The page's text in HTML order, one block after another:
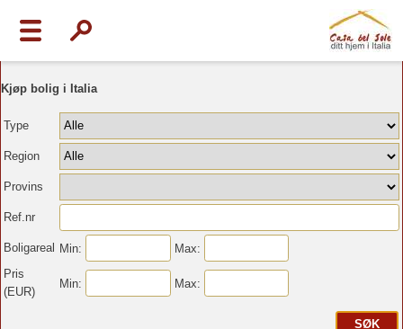
Kjøp bolig i Italia
Type
Region
Provins
Ref.nr
Boligareal Min:
Max:
Pris
(EUR)
Min: Max: